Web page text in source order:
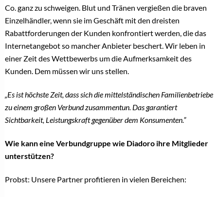
Co. ganz zu schweigen. Blut und Tränen vergießen die braven
Einzelhändler, wenn sie im Geschäft mit den dreisten
Rabattforderungen der Kunden konfrontiert werden, die das
Internetangebot so mancher Anbieter beschert. Wir leben in
einer Zeit des Wettbewerbs um die Aufmerksamkeit des
Kunden. Dem müssen wir uns stellen.
„Es ist höchste Zeit, dass sich die mittelständischen Familienbetriebe
zu einem großen Verbund zusammentun. Das garantiert
Sichtbarkeit, Leistungskraft gegenüber dem Konsumenten.”
Wie kann eine Verbundgruppe wie Diadoro ihre Mitglieder
unterstützen?
Probst: Unsere Partner profitieren in vielen Bereichen: